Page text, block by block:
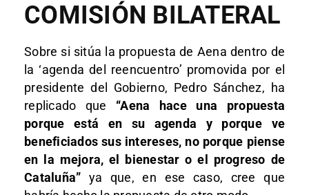
COMISIÓN BILATERAL
Sobre si sitúa la propuesta de Aena dentro de
la ‘agenda del reencuentro’ promovida por el
presidente del Gobierno, Pedro Sánchez, ha
replicado que “Aena hace una propuesta
porque está en su agenda y porque ve
beneficiados sus intereses, no porque piense
en la mejora, el bienestar o el progreso de
Cataluña” ya que, en ese caso, cree que